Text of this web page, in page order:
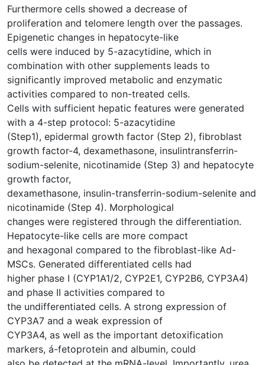
Furthermore cells showed a decrease of
proliferation and telomere length over the passages.
Epigenetic changes in hepatocyte-like
cells were induced by 5-azacytidine, which in
combination with other supplements leads to
significantly improved metabolic and enzymatic
activities compared to non-treated cells.
Cells with sufficient hepatic features were generated
with a 4-step protocol: 5-azacytidine
(Step1), epidermal growth factor (Step 2), fibroblast
growth factor-4, dexamethasone, insulintransferrin-
sodium-selenite, nicotinamide (Step 3) and hepatocyte
growth factor,
dexamethasone, insulin-transferrin-sodium-selenite and
nicotinamide (Step 4). Morphological
changes were registered through the differentiation.
Hepatocyte-like cells are more compact
and hexagonal compared to the fibroblast-like Ad-
MSCs. Generated differentiated cells had
higher phase I (CYP1A1/2, CYP2E1, CYP2B6, CYP3A4)
and phase II activities compared to
the undifferentiated cells. A strong expression of
CYP3A7 and a weak expression of
CYP3A4, as well as the important detoxification
markers, á-fetoprotein and albumin, could